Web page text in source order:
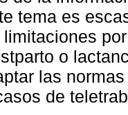
tema es
o
las
de